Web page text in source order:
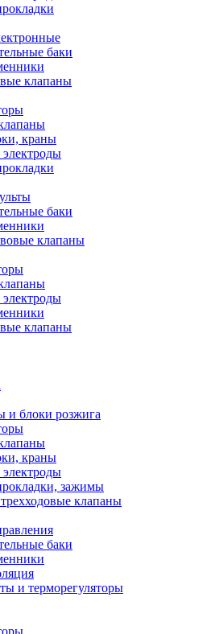
баки
клапаны
краны
баки
клапаны
клапаны
и блоки розжига
краны
зажимы
клапаны
баки
и терморегуляторы